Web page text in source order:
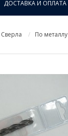
ДОСТАВКА И ОПЛАТА
Сверла По металлу